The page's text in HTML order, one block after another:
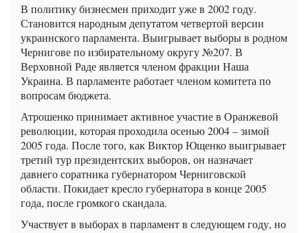
В политику бизнесмен приходит уже в 2002 году.
Становится народным депутатом четвертой версии
украинского парламента. Выигрывает выборы в родном
Чернигове по избирательному округу №207. В
Верховной Раде является членом фракции Наша
Украина. В парламенте работает членом комитета по
вопросам бюджета.
Атрошенко принимает активное участие в Оранжевой
революции, которая проходила осенью 2004 – зимой
2005 года. После того, как Виктор Ющенко выигрывает
третий тур президентских выборов, он назначает
давнего соратника губернатором Черниговской
области. Покидает кресло губернатора в конце 2005
года, после громкого скандала.
Участвует в выборах в парламент в следующем году, но